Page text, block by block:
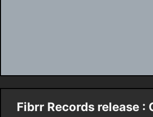
Fibrr Records release :